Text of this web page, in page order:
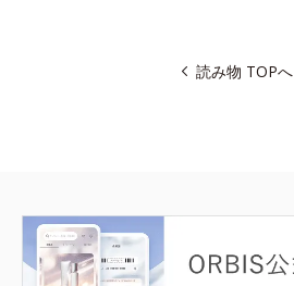
読み物 TOPへ